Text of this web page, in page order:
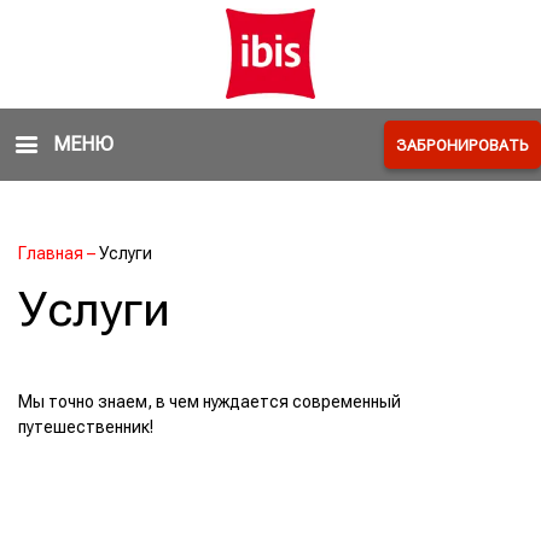
МЕНЮ ЗАБРОНИРОВАТЬ
Главная –Услуги
Услуги
Мы точно знаем, в чем нуждается современный
путешественник!